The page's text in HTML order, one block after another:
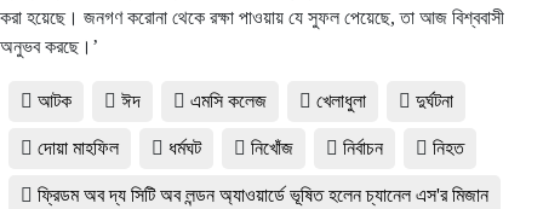
করা হয়েছে। জনগণ করোনা থেকে রক্ষা পাওয়ায় যে সুফল পেয়েছে, তা আজ বিশ্ববাসী
অনুভব করছে।’
আটক ঈদ এমসি কলেজ খেলাধুলা দুর্ঘটনা
দোয়া মাহফিল ধর্মঘট নিখোঁজ নির্বাচন নিহত
ফ্রিডম অব দ্য সিটি অব লন্ডন অ্যাওয়ার্ডে ভূষিত হলেন চ্যানেল এস'র মিজান